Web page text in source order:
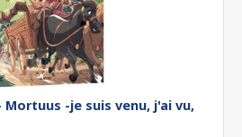
-je suis venu, j'ai vu,